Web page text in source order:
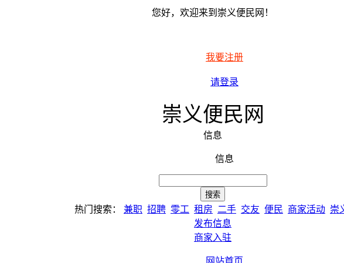
您好，欢迎来到崇义便民网！
我要注册
请登录
崇义便民网
信息
信息
热门搜索： 兼职 招聘 零工 租房 二手 交友 便民 商家活动 崇
发布信息
商家入驻
网站首页